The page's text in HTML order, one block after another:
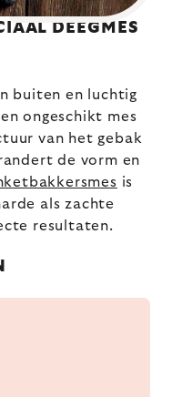
DEEGMES
buiten en luchtig
ongeschikt mes
van het gebak
de vorm en
is
als zachte
resultaten.